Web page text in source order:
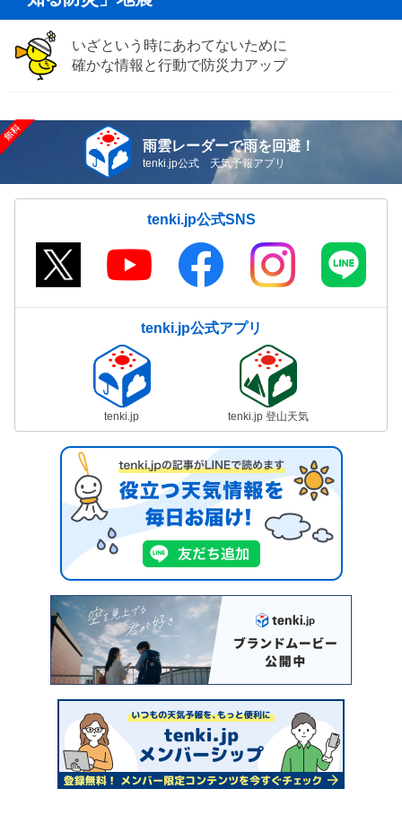
いざという時にあわてないために
確かな情報と行動で防災力アップ
雨雲レーダーで雨を回避！
tenki.jp公式 天気予報アプリ
tenki.jp公式SNS
tenki.jp公式アプリ
tenki.jp tenki.jp 登山天気